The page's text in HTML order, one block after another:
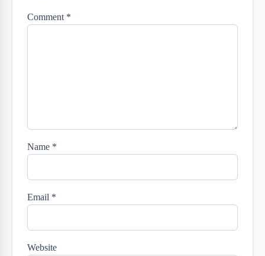
Comment *
Name *
Email *
Website